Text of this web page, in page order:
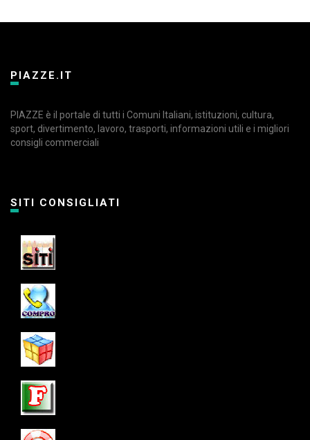
PIAZZE.IT
PIAZZE è il portale di tutti i Comuni Italiani, istituzioni, cultura,
sport, divertimento, lavoro, trasporti, informazioni utili e i migliori
consigli commerciali
SITI CONSIGLIATI